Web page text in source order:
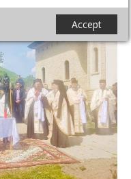
Accept